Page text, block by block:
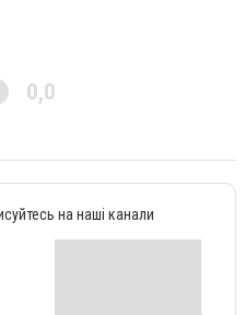
0,0
на наші канали